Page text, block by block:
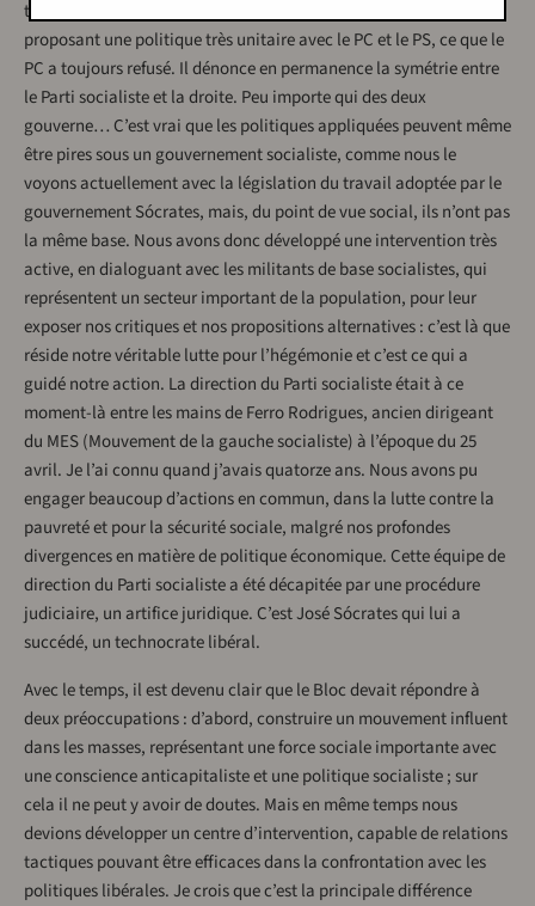
très forte, dans l’affrontement avec le nouveau gouvernement, en
proposant une politique très unitaire avec le PC et le PS, ce que le
PC a toujours refusé. Il dénonce en permanence la symétrie entre
le Parti socialiste et la droite. Peu importe qui des deux
gouverne… C’est vrai que les politiques appliquées peuvent même
être pires sous un gouvernement socialiste, comme nous le
voyons actuellement avec la législation du travail adoptée par le
gouvernement Sócrates, mais, du point de vue social, ils n’ont pas
la même base. Nous avons donc développé une intervention très
active, en dialoguant avec les militants de base socialistes, qui
représentent un secteur important de la population, pour leur
exposer nos critiques et nos propositions alternatives : c’est là que
réside notre véritable lutte pour l’hégémonie et c’est ce qui a
guidé notre action. La direction du Parti socialiste était à ce
moment-là entre les mains de Ferro Rodrigues, ancien dirigeant
du MES (Mouvement de la gauche socialiste) à l’époque du 25
avril. Je l’ai connu quand j’avais quatorze ans. Nous avons pu
engager beaucoup d’actions en commun, dans la lutte contre la
pauvreté et pour la sécurité sociale, malgré nos profondes
divergences en matière de politique économique. Cette équipe de
direction du Parti socialiste a été décapitée par une procédure
judiciaire, un artifice juridique. C’est José Sócrates qui lui a
succédé, un technocrate libéral.
Avec le temps, il est devenu clair que le Bloc devait répondre à
deux préoccupations : d’abord, construire un mouvement influent
dans les masses, représentant une force sociale importante avec
une conscience anticapitaliste et une politique socialiste ; sur
cela il ne peut y avoir de doutes. Mais en même temps nous
devions développer un centre d’intervention, capable de relations
tactiques pouvant être efficaces dans la confrontation avec les
politiques libérales. Je crois que c’est la principale différence